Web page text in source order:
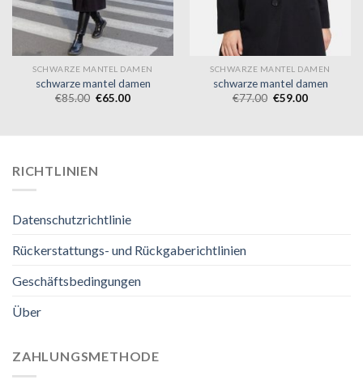
SCHWARZE MANTEL DAMEN
schwarze mantel damen
€85.00 €65.00
SCHWARZE MANTEL DAMEN
schwarze mantel damen
€77.00 €59.00
RICHTLINIEN
Datenschutzrichtlinie
Rückerstattungs- und Rückgaberichtlinien
Geschäftsbedingungen
Über
ZAHLUNGSMETHODE